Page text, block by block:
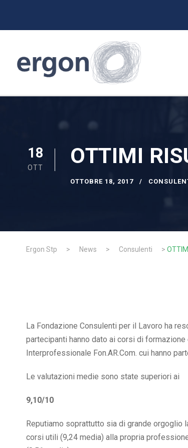
18
OTT OTTIMI
OTTOBRE 18, 2017
Ergon Stp > News > Consulenti >
La Fondazione Consulenti per il Lavoro ha
partecipanti hanno dato ai corsi di
Interprofessionale Fon.AR.Com. cui hanno
Le valutazioni medie sono state superiori ai
9,10/10
Reputiamo soprattutto sia di grande
corsi utili (9,24 media) alla propria